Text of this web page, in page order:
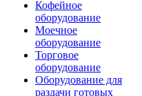
Кофейное
оборудование
Моечное
оборудование
Торговое
оборудование
Оборудование для
раздачи готовых